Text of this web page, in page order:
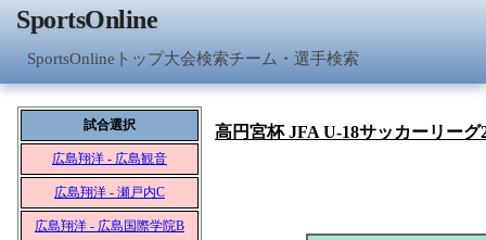
SportsOnline
SportsOnlineトップ大会検索チーム・選手検索
試合選択
広島翔洋 - 広島観音
広島翔洋 - 瀬戸内C
広島翔洋 - 広島国際学院B
高円宮杯 JFA U-18サッカーリーグ